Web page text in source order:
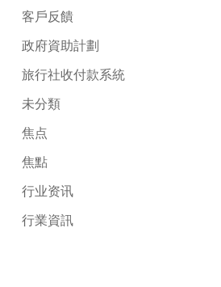
客戶反饋
政府資助計劃
旅行社收付款系統
未分類
焦点
焦點
行业资讯
行業資訊